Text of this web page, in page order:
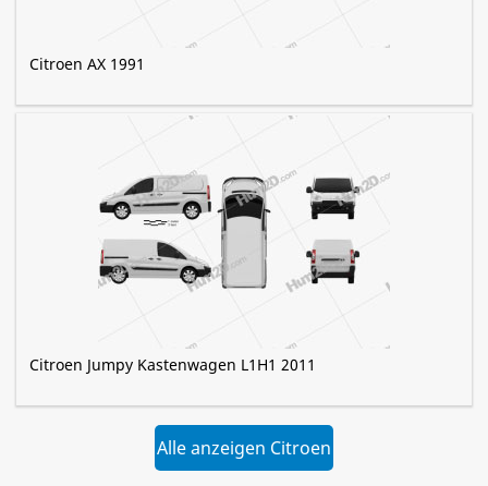
Citroen AX 1991
Citroen Jumpy Kastenwagen L1H1 2011
Alle anzeigen Citroen